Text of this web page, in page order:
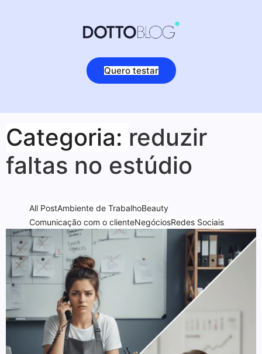
Quero testar
Categoria: reduzir
faltas no estúdio
All PostAmbiente de TrabalhoBeauty
Comunicação com o clienteNegóciosRedes Sociais